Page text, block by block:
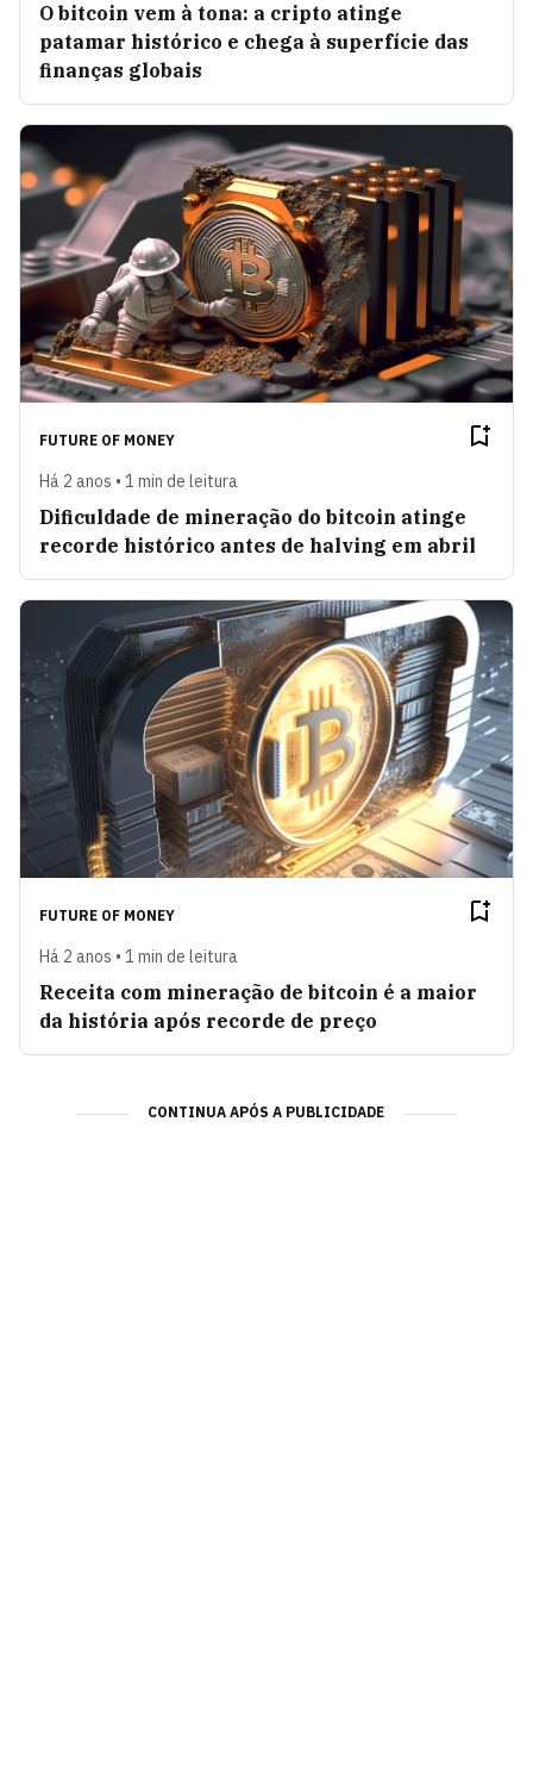
O bitcoin vem à tona: a cripto atinge
patamar histórico e chega à superfície das
finanças globais
FUTURE OF MONEY
Há 2 anos • 1 min de leitura
Dificuldade de mineração do bitcoin atinge
recorde histórico antes de halving em abril
FUTURE OF MONEY
Há 2 anos • 1 min de leitura
Receita com mineração de bitcoin é a maior
da história após recorde de preço
CONTINUA APÓS A PUBLICIDADE